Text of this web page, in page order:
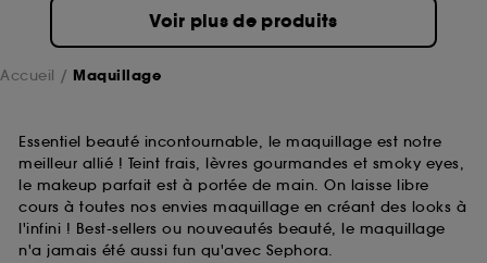
Voir plus de produits
Accueil Maquillage
Essentiel beauté incontournable, le maquillage est notre
meilleur allié ! Teint frais, lèvres gourmandes et smoky eyes,
le makeup parfait est à portée de main. On laisse libre
cours à toutes nos envies maquillage en créant des looks à
l'infini ! Best-sellers ou nouveautés beauté, le maquillage
n'a jamais été aussi fun qu'avec Sephora.
sur "continuer sans accepter". Voous pouvez à tout
moment choisir de retirer votrte consentement. Si vous
souhaitez obtenir plus d'information sur les cookies